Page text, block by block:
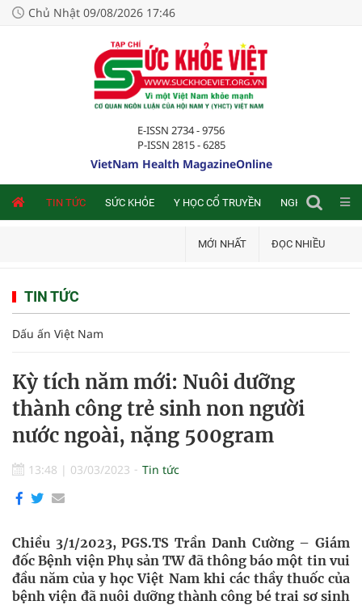
Chủ Nhật 09/08/2026 17:46
E-ISSN 2734 - 9756
P-ISSN 2815 - 6285
VietNam Health MagazineOnline
TIN TỨC SỨC KHỎE Y HỌC CỔ TRUYỀN NGHIÊN CỨU
MỚI NHẤT ĐỌC NHIỀU
TIN TỨC
Dấu ấn Việt Nam
Kỳ tích năm mới: Nuôi dưỡng
thành công trẻ sinh non người
nước ngoài, nặng 500gram
13:48 | 03/03/2023 Tin tức
Chiều 3/1/2023, PGS.TS Trần Danh Cường – Giám
đốc Bệnh viện Phụ sản TW đã thông báo một tin vui
đầu năm của y học Việt Nam khi các thầy thuốc của
bệnh viện đã nuôi dưỡng thành công bé trai sơ sinh